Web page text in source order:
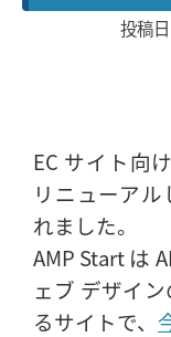
投稿
EC サイト向
リニューアル
れました。
AMP Start は
ェブ デザイ
るサイトで、